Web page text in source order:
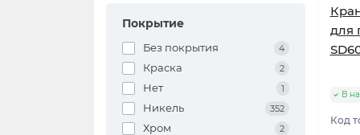
Покрытие
Без покрытия 4
Краска 2
Нет 1
Никель 352
Хром 2
для
В
Код